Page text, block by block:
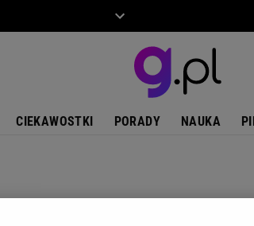
CIEKAWOSTKI PORADY NAUKA